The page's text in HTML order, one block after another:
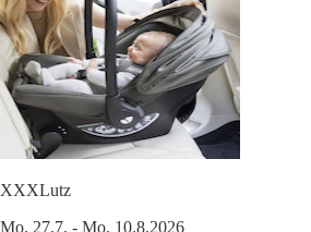
XXXLutz
Mo. 27.7. - Mo. 10.8.2026